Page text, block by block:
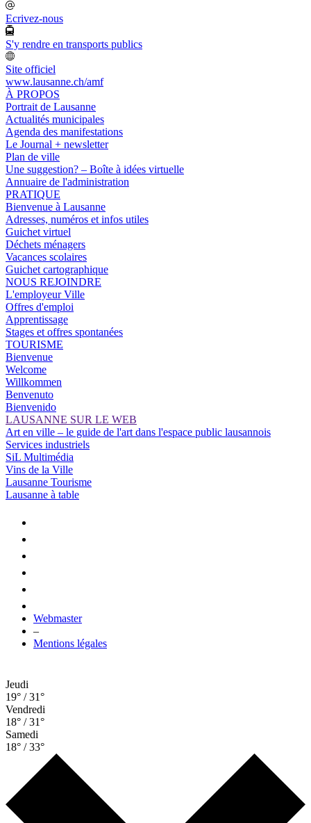
Ecrivez-nous
S'y rendre en transports publics
Site officiel
www.lausanne.ch/amf
À PROPOS
Portrait de Lausanne
Actualités municipales
Agenda des manifestations
Le Journal + newsletter
Plan de ville
Une suggestion? – Boîte à idées virtuelle
Annuaire de l'administration
PRATIQUE
Bienvenue à Lausanne
Adresses, numéros et infos utiles
Guichet virtuel
Déchets ménagers
Vacances scolaires
Guichet cartographique
NOUS REJOINDRE
L'employeur Ville
Offres d'emploi
Apprentissage
Stages et offres spontanées
TOURISME
Bienvenue
Welcome
Willkommen
Benvenuto
Bienvenido
LAUSANNE SUR LE WEB
Art en ville – le guide de l'art dans l'espace public lausannois
Services industriels
SiL Multimédia
Vins de la Ville
Lausanne Tourisme
Lausanne à table
Webmaster
–
Mentions légales
Jeudi
19° / 31°
Vendredi
18° / 31°
Samedi
18° / 33°